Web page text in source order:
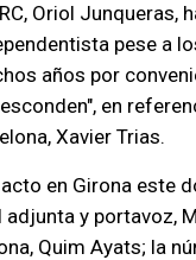
Oriol Junqueras,
pese a
años por
en
Xavier Trias.
en Girona este
y portavoz,
Quim Ayats; la